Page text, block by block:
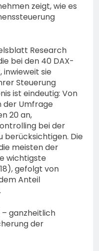
zeigt, wie es
Research
bei den 40 DAX-
sie
Steuerung
ist eindeutig: Von
der Umfrage
20 an,
bei der
berücksichtigen. Die
meisten der
wichtigste
gefolgt von
Anteil
ganzheitlich
der